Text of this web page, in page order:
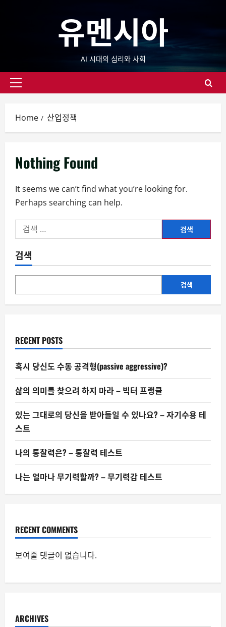
유멘시아
AI 시대의 심리와 사회
Primary
Home 산업정책
Nothing Found
It seems we can’t find what you’re looking for.
Perhaps searching can help.
색:
검색
검색
RECENT POSTS
혹시 당신도 수동 공격형(passive aggressive)?
삶의 의미를 찾으려 하지 마라 – 빅터 프랭클
있는 그대로의 당신을 받아들일 수 있나요? – 자기수용 테
스트
나의 통찰력은? – 통찰력 테스트
나는 얼마나 무기력할까? – 무기력감 테스트
RECENT COMMENTS
보여줄 댓글이 없습니다.
ARCHIVES